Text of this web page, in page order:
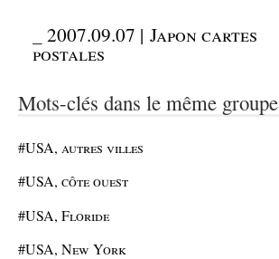
_2007.09.07 | Japon cartes
postales
Mots-clés dans le même groupe
#USA, autres villes
#USA, côte ouest
#USA, Floride
#USA, New York